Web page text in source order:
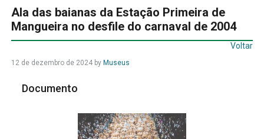
Ala das baianas da Estação Primeira de
Mangueira no desfile do carnaval de 2004
Voltar
12 de dezembro de 2024by Museus
Documento